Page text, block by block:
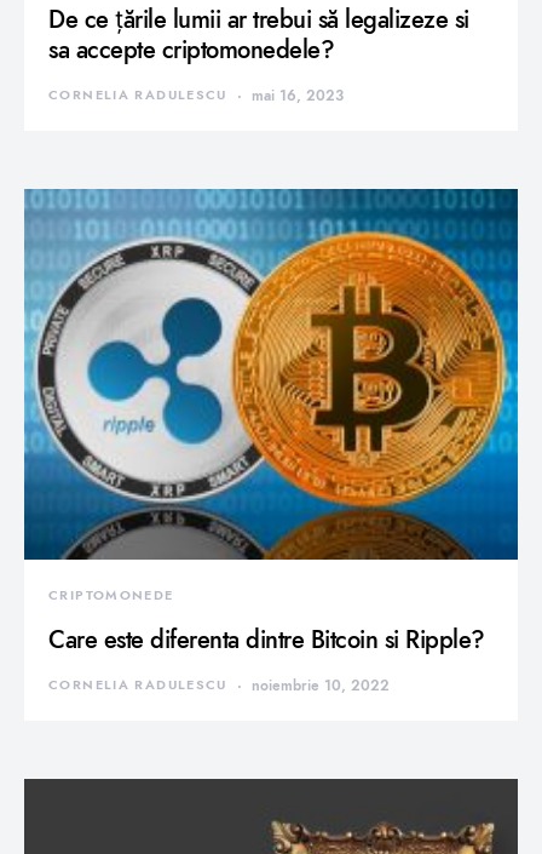
De ce țările lumii ar trebui să legalizeze si
sa accepte criptomonedele?
CORNELIA RADULESCU mai 16, 2023
CRIPTOMONEDE
Care este diferenta dintre Bitcoin si Ripple?
CORNELIA RADULESCU noiembrie 10, 2022